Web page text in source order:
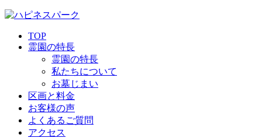
TOP
霊園の特長
霊園の特長
私たちについて
お墓じまい
区画と料金
お客様の声
よくあるご質問
アクセス